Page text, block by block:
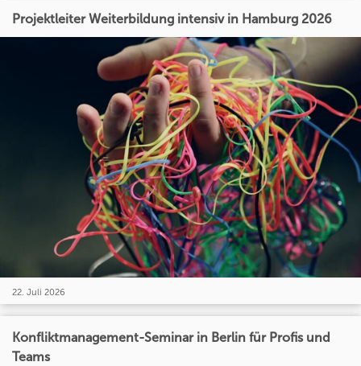
Projektleiter Weiterbildung intensiv in Hamburg 2026
22. Juli 2026
Konfliktmanagement-Seminar in Berlin für Profis und
Teams